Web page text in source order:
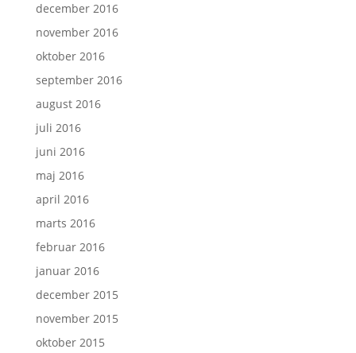
december 2016
november 2016
oktober 2016
september 2016
august 2016
juli 2016
juni 2016
maj 2016
april 2016
marts 2016
februar 2016
januar 2016
december 2015
november 2015
oktober 2015